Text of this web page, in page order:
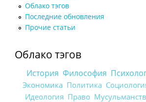
Облако тэгов
Последние обновления
Прочие статьи
Облако тэгов
История Философия
Экономика Политика
Идеология Право